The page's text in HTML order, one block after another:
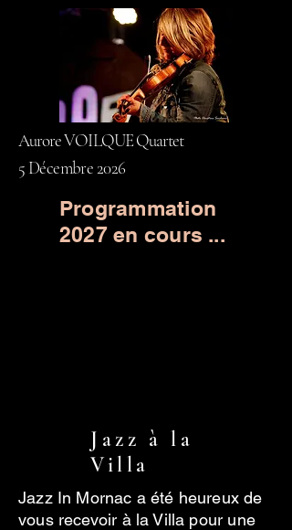
Aurore VOILQUE Quartet
5 Décembre 2026
Programmation
2027 en cours ...
Jazz à la
Villa
Jazz In Mornac a été heureux de
vous recevoir à la Villa pour une